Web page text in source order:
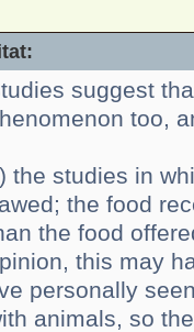
suggest
too,
the studies in
the food
the food
this may
personally
animals, so